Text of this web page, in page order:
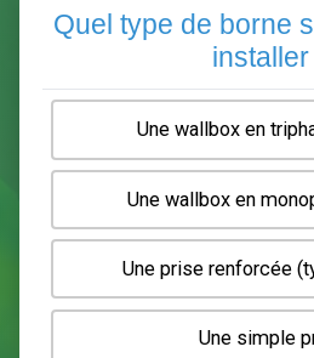
Gratuit, sans pub et
2 3
Quel type de
Une wallbox